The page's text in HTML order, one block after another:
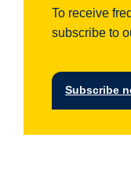
To receive
subscribe to
Subscribe